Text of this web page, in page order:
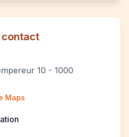
contact
10 - 1000
Maps